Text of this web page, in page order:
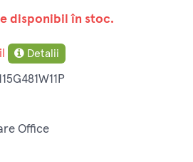
disponibil în stoc.
Detalii
Office